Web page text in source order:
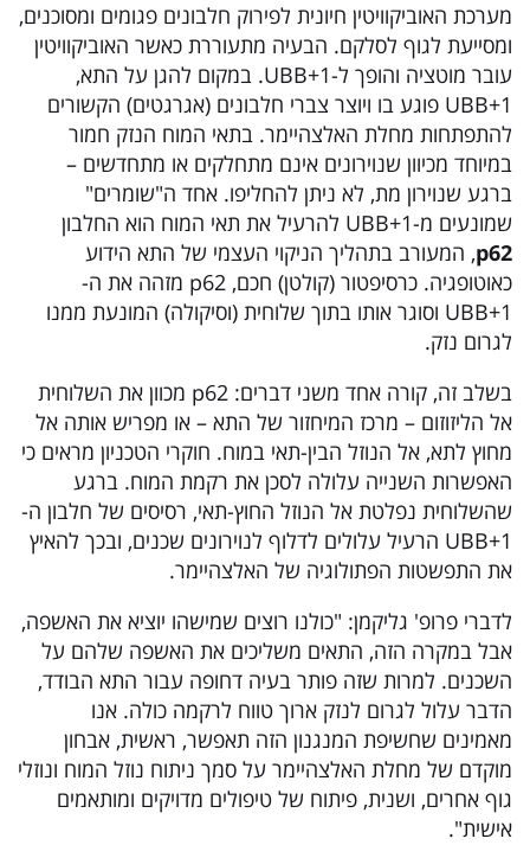
מערכת האוביקוויטין חיונית לפירוק חלבונים פגומים ומסוכנים,
ומסייעת לגוף לסלקם. הבעיה מתעוררת כאשר האוביקוויטין
עובר מוטציה והופך ל-UBB+1. במקום להגן על התא,
UBB+1 פוגע בו ויוצר צברי חלבונים (אגרגטים) הקשורים
להתפתחות מחלת האלצהיימר. בתאי המוח הנזק חמור
במיוחד מכיוון שנוירונים אינם מתחלקים או מתחדשים –
ברגע שנוירון מת, לא ניתן להחליפו. אחד ה"שומרים"
שמונעים מ-UBB+1 להרעיל את תאי המוח הוא החלבון
p62, המעורב בתהליך הניקוי העצמי של התא הידוע
כאוטופגיה. כרסיפטור (קולטן) חכם, p62 מזהה את ה-
UBB+1 וסוגר אותו בתוך שלוחית (וסיקולה) המונעת ממנו
לגרום נזק.
בשלב זה, קורה אחד משני דברים: p62 מכוון את השלוחית
אל הליזוזום – מרכז המיחזור של התא – או מפריש אותה אל
מחוץ לתא, אל הנוזל הבין-תאי במוח. חוקרי הטכניון מראים כי
האפשרות השנייה עלולה לסכן את רקמת המוח. ברגע
שהשלוחית נפלטת אל הנוזל החוץ-תאי, רסיסים של חלבון ה-
UBB+1 הרעיל עלולים לדלוף לנוירונים שכנים, ובכך להאיץ
את התפשטות הפתולוגיה של האלצהיימר.
לדברי פרופ' גליקמן: "כולנו רוצים שמישהו יוציא את האשפה,
אבל במקרה הזה, התאים משליכים את האשפה שלהם על
השכנים. למרות שזה פותר בעיה דחופה עבור התא הבודד,
הדבר עלול לגרום לנזק ארוך טווח לרקמה כולה. אנו
מאמינים שחשיפת המנגנון הזה תאפשר, ראשית, אבחון
מוקדם של מחלת האלצהיימר על סמך ניתוח נוזל המוח ונוזלי
גוף אחרים, ושנית, פיתוח של טיפולים מדויקים ומותאמים
אישית".